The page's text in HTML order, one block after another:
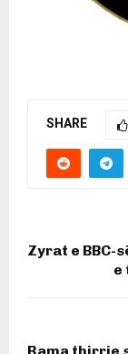
SHARE
Zyrat e BBC-
e
Rama thirrje